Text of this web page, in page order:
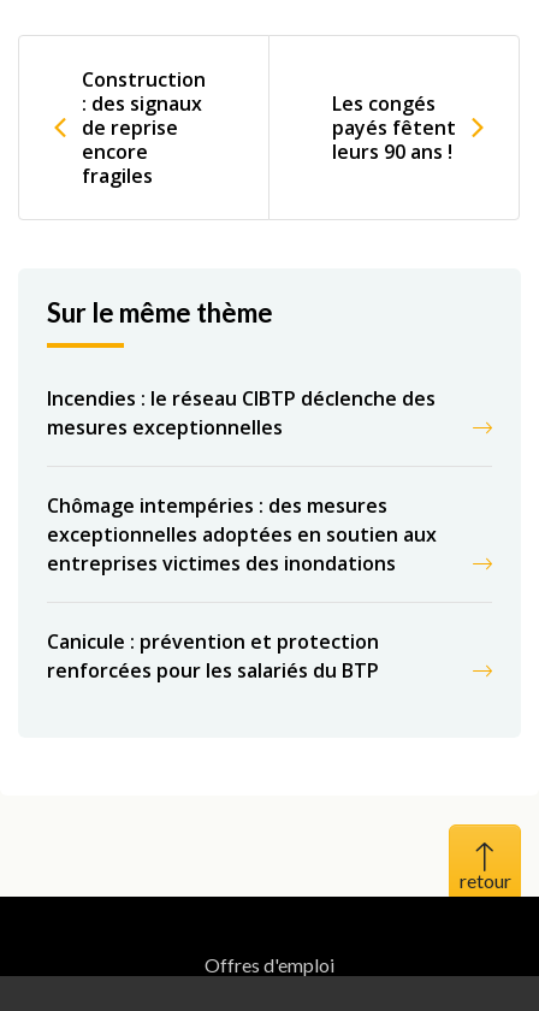
Construction
: des signaux
de reprise
encore
fragiles
Les congés
payés fêtent
leurs 90 ans !
Sur le même thème
Incendies : le réseau CIBTP déclenche des
mesures exceptionnelles
Chômage intempéries : des mesures
exceptionnelles adoptées en soutien aux
entreprises victimes des inondations
Canicule : prévention et protection
renforcées pour les salariés du BTP
Haut
Offres d'emploi